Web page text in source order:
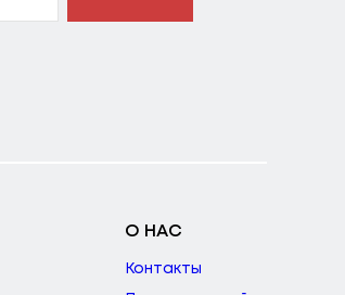
О НАС
Контакты